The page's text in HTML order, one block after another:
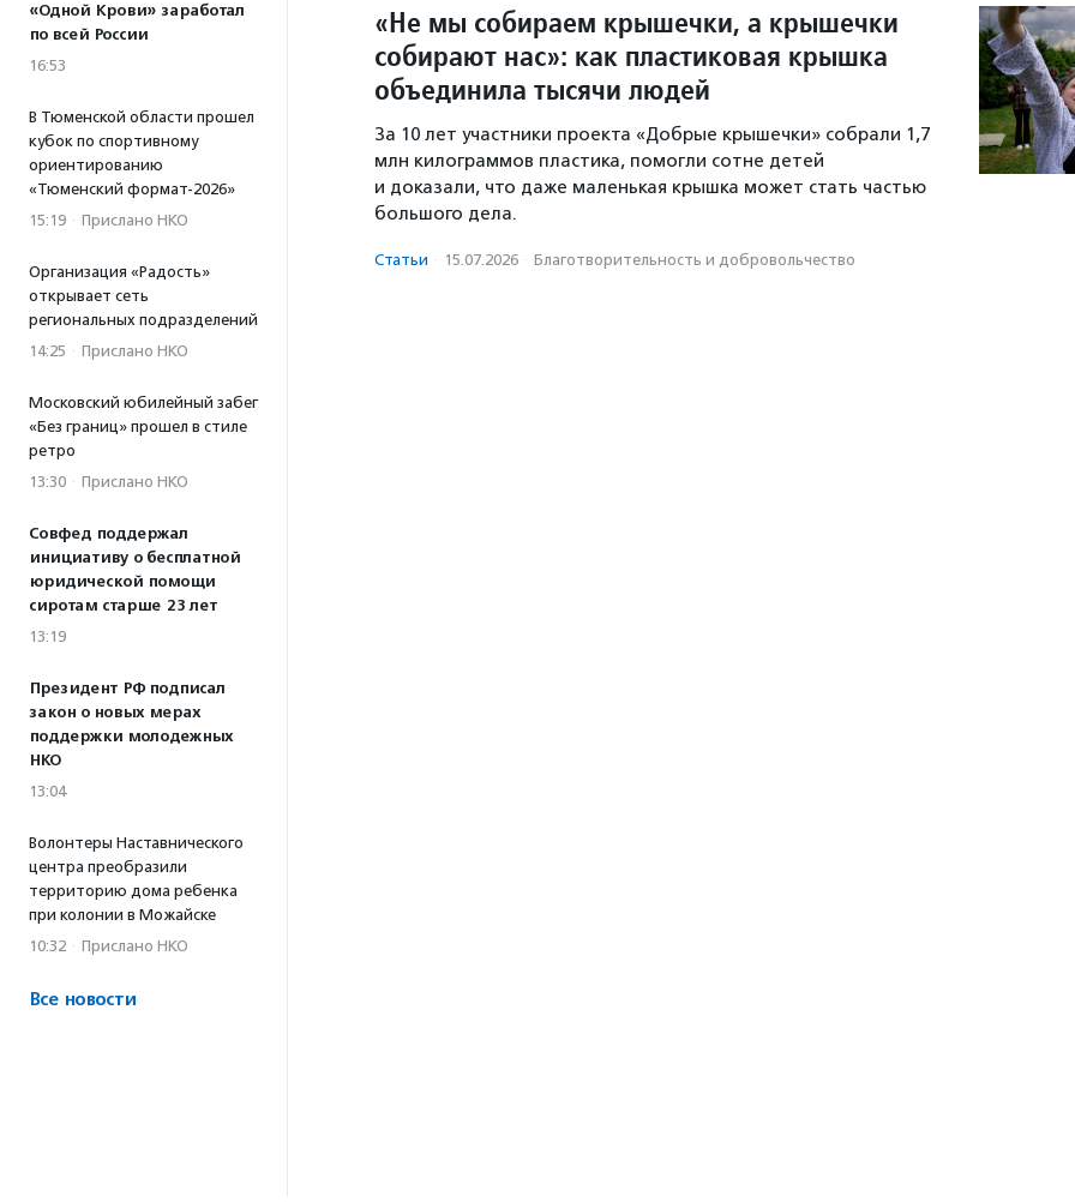
«Одной Крови» заработал
по всей России
16:53
В Тюменской области прошел
кубок по спортивному
ориентированию
«Тюменский формат-2026»
15:19 · Прислано НКО
Организация «Радость»
открывает сеть
региональных подразделений
14:25 · Прислано НКО
Московский юбилейный забег
«Без границ» прошел в стиле
ретро
13:30 · Прислано НКО
Совфед поддержал
инициативу о бесплатной
юридической помощи
сиротам старше 23 лет
13:19
Президент РФ подписал
закон о новых мерах
поддержки молодежных
НКО
13:04
Волонтеры Наставнического
центра преобразили
территорию дома ребенка
при колонии в Можайске
10:32 · Прислано НКО
Все новости
«Не мы собираем крышечки, а крышечки
собирают нас»: как пластиковая крышка
объединила тысячи людей
За 10 лет участники проекта «Добрые крышечки» собрали 1,7
млн килограммов пластика, помогли сотне детей
и доказали, что даже маленькая крышка может стать частью
большого дела.
Статьи · 15.07.2026 · Благотвори­тель­ность и доброволь­чест­во